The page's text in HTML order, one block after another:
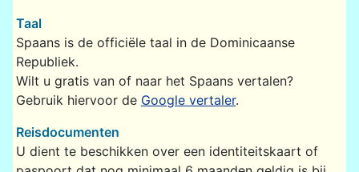
Taal
Spaans is de officiële taal in de Dominicaanse
Republiek.
Wilt u gratis van of naar het Spaans vertalen?
Gebruik hiervoor de Google vertaler.
Reisdocumenten
U dient te beschikken over een identiteitskaart of